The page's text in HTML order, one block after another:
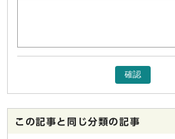
確認
この記事と同じ分類の記事